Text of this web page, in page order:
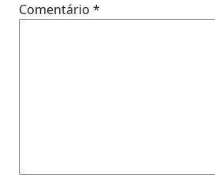
Comentário *